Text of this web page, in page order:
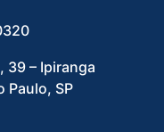
39 – Ipiranga
Paulo, SP